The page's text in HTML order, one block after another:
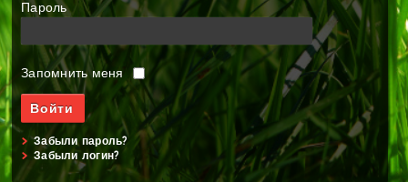
Пароль
Запомнить меня
Забыли пароль?
Забыли логин?